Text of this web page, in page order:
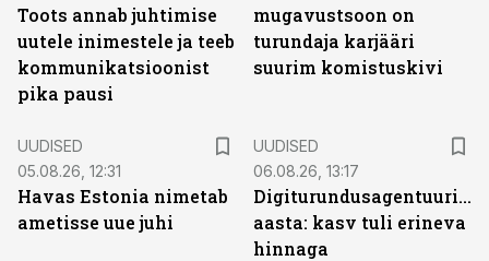
Toots annab juhtimise
uutele inimestele ja teeb
kommunikatsioonist
pika pausi
mugavustsoon on
turundaja karjääri
suurim komistuskivi
UUDISED
05.08.26, 12:31
Havas Estonia nimetab
ametisse uue juhi
UUDISED
06.08.26, 13:17
Digiturundusagentuuride
aasta: kasv tuli erineva
hinnaga